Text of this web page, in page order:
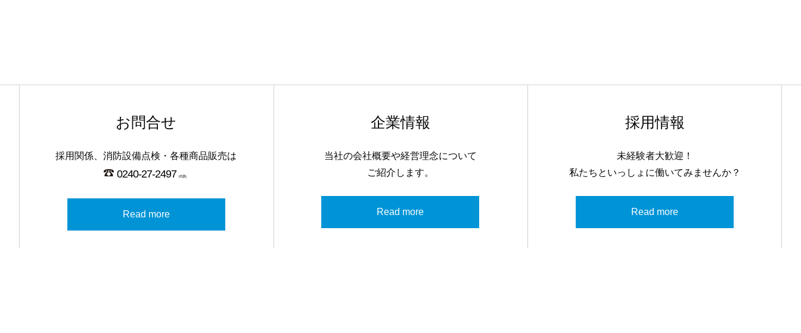
お問合せ
採用関係、消防設備点検・各種商品販売は
0240-27-2497 （代表）
Read more
企業情報
当社の会社概要や経営理念について
ご紹介します。
Read more
採用情報
未経験者大歓迎！
私たちといっしょに働いてみませんか？
Read more